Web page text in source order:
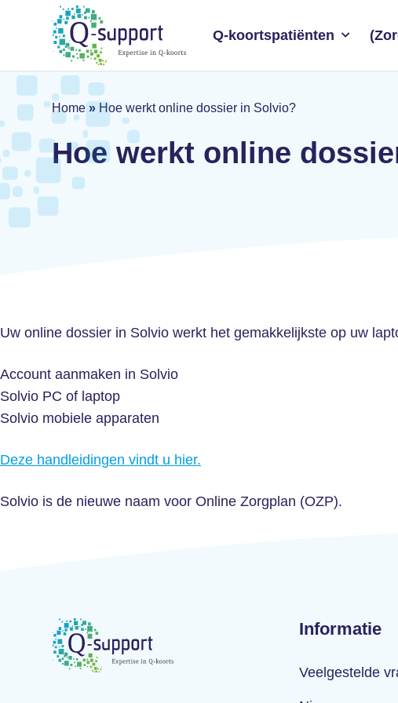
content
Q-koortspatiënten
Home» Hoe werkt online dossier in Solvio?
Hoe werkt online
Uw online dossier in Solvio werkt het gemakkelijkste op uw
Account aanmaken in Solvio
Solvio PC of laptop
Solvio mobiele apparaten
Deze handleidingen vindt u hier.
Solvio is de nieuwe naam voor Online Zorgplan (OZP).
Informatie
Veelgestelde